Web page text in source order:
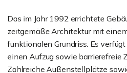
Das im Jahr 1992 errichtete
zeitgemäße Architektur mit
funktionalen Grundriss. Es
einen Aufzug sowie barrierefreie
Zahlreiche Außenstellplätze